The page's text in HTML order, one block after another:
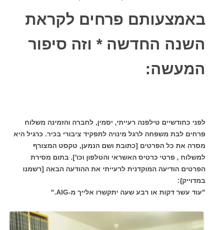
באמצעותם פרחים לקראת
השנה החדשה * וזה סיפור
המעשה:
לפני כחודשיים טילפנה רעייתי, יסמין, לחברה והזמינה משלוח
פרחים לבת משפחה לרגל מינויה לתפקיד ציבורי בכיר. כרגיל היא
מסרה את כל הפרטים [כתובת ושם הנמען, טקסט המצורף
למשלוח , פרטי כרטיס האשראי והטלפון וכו']. בתום מסירת
הפרטים הודיעה המוקדנית לרעייתי את ההודעה הבאה [רשמנו
במדוייק}:
"עוד עשר דקות או רבע שעה יתקשרו אלייך מ-AIG."